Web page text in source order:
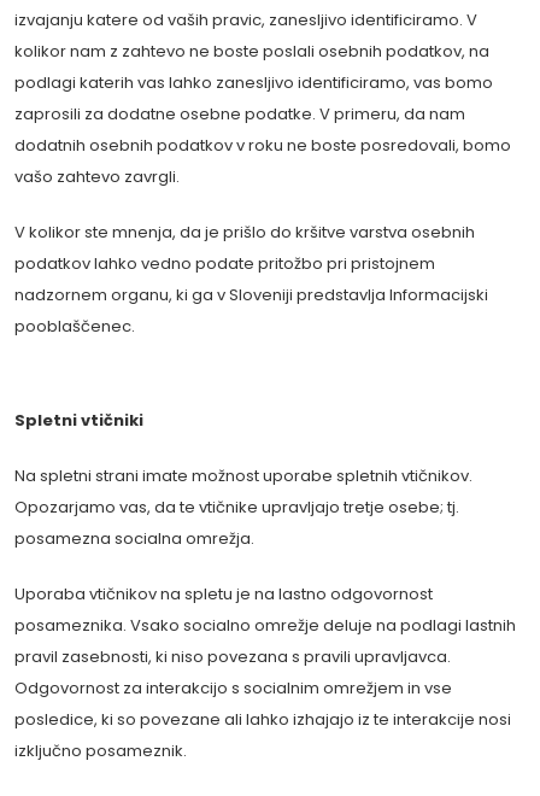
izvajanju katere od vaših pravic, zanesljivo identificiramo. V
kolikor nam z zahtevo ne boste poslali osebnih podatkov, na
podlagi katerih vas lahko zanesljivo identificiramo, vas bomo
zaprosili za dodatne osebne podatke. V primeru, da nam
dodatnih osebnih podatkov v roku ne boste posredovali, bomo
vašo zahtevo zavrgli.
V kolikor ste mnenja, da je prišlo do kršitve varstva osebnih
podatkov lahko vedno podate pritožbo pri pristojnem
nadzornem organu, ki ga v Sloveniji predstavlja Informacijski
pooblaščenec.
Spletni vtičniki
Na spletni strani imate možnost uporabe spletnih vtičnikov.
Opozarjamo vas, da te vtičnike upravljajo tretje osebe; tj.
posamezna socialna omrežja.
Uporaba vtičnikov na spletu je na lastno odgovornost
posameznika. Vsako socialno omrežje deluje na podlagi lastnih
pravil zasebnosti, ki niso povezana s pravili upravljavca.
Odgovornost za interakcijo s socialnim omrežjem in vse
posledice, ki so povezane ali lahko izhajajo iz te interakcije nosi
izključno posameznik.